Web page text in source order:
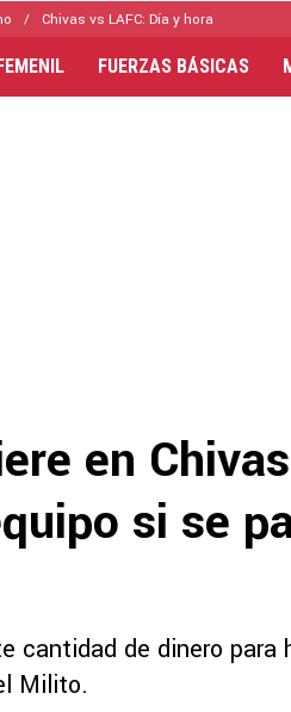
Chivas vs LAFC: Día y hora
FUERZAS BÁSICAS
en
si se
cantidad de dinero para
Milito.